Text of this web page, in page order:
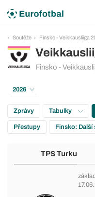
Soutěže Finsko - Veikkausliiga
Finsko -
2026
Zprávy Tabulky
Přestupy Finsko: Další
TPS Turku